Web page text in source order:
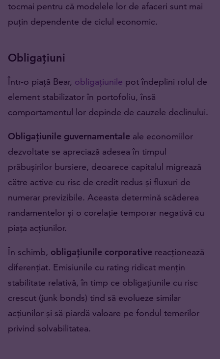
tocmai pentru că modelele lor de afaceri sunt mai
puțin dependente de ciclul economic.
Obligațiuni
Într-o piață Bear, obligațiunile pot îndeplini rolul de
element stabilizator în portofoliu, însă
comportamentul lor depinde de cauzele declinului.
Obligațiunile guvernamentale ale economiilor
dezvoltate se apreciază adesea în timpul
prăbușirilor bursiere, deoarece capitalul migrează
către active cu risc de credit redus și fluxuri de
numerar previzibile. Aceasta determină scăderea
randamentelor și o corelație temporar negativă cu
piața acțiunilor.
În schimb, obligațiunile corporative reacționează
diferențiat. Emisiunile cu rating ridicat mențin
stabilitate relativă, în timp ce obligațiunile cu risc
crescut (junk bonds) tind să evolueze similar
acțiunilor și să piardă valoare pe fondul temerilor
privind solvabilitatea.